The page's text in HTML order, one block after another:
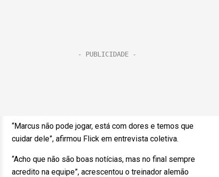
“Marcus não pode jogar, está com dores e temos que
cuidar dele”, afirmou Flick em entrevista coletiva.
“Acho que não são boas notícias, mas no final sempre
acredito na equipe”, acrescentou o treinador alemão